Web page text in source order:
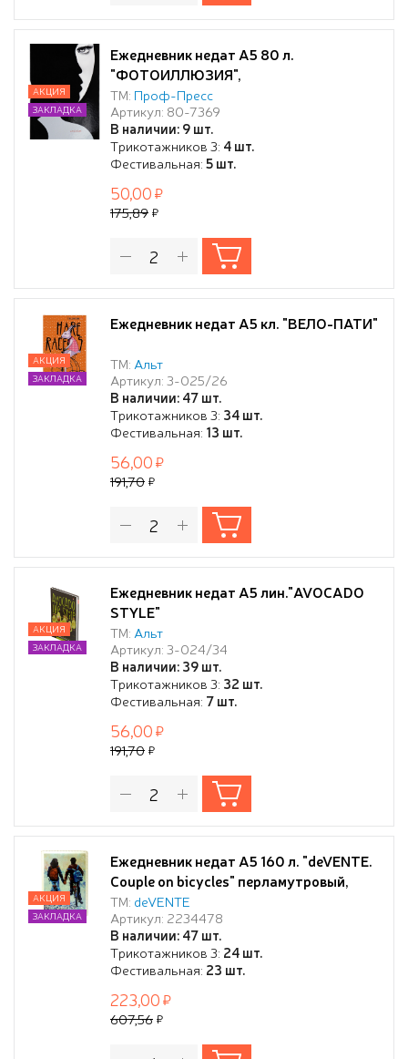
Ежедневник недат А5 80 л.
"ФОТОИЛЛЮЗИЯ",
7БЦгл.лам,сер.тис,цв.мел
обл,ТМ"Collezione"
ТМ: Проф-Пресс
Артикул: 80-7369
В наличии: 9 шт.
Трикотажников 3: 4 шт.
Фестивальная:5 шт.
АКЦИЯ
ЗАКЛАДКА
50,00
175,89
Ежедневник недат А5 кл. "ВЕЛО-ПАТИ"
ТМ: Альт
Артикул: 3-025/26
В наличии: 47 шт.
Трикотажников 3: 34 шт.
Фестивальная: 13 шт.
АКЦИЯ
ЗАКЛАДКА
56,00
191,70
Ежедневник недат А5 лин."AVOCADO
STYLE"
ТМ: Альт
Артикул: 3-024/34
В наличии: 39 шт.
Трикотажников 3: 32 шт.
Фестивальная: 7 шт.
АКЦИЯ
ЗАКЛАДКА
56,00
191,70
Ежедневник недат А5 160 л. "deVENTE.
Couple on bicycles" перламутровый,
тв.обложка из искусственной кожи с
поролоном, цветная печать, отстрочка,
перфорация, закругленные уголки, 2
ляссе, в термоусадочной пленке,
ТМ: deVENTE
Артикул: 2234478
В наличии: 47 шт.
Трикотажников 3: 24 шт.
Фестивальная: 23 шт.
АКЦИЯ
ЗАКЛАДКА
223,00
607,56